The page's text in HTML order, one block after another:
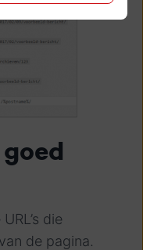
die
de pagina.